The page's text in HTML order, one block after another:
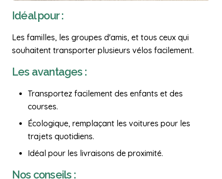
Idéal pour :
Les familles, les groupes d'amis, et tous ceux qui
souhaitent transporter plusieurs vélos facilement.
Les avantages :
Transportez facilement des enfants et des
courses.
Écologique, remplaçant les voitures pour les
trajets quotidiens.
Idéal pour les livraisons de proximité.
Nos conseils :